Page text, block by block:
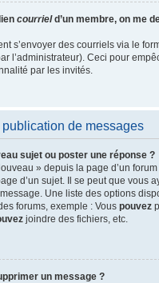
courrield’un membre, on me
s’envoyer des courriels via le
l’administrateur). Ceci pour
par les invités.
de messages
sujet ou poster une réponse ?
» depuis la page d’un forum
d’un sujet. Il se peut que vous
Une liste des options
forums, exemple : Vous pouvez
joindre des fichiers, etc.
un message ?